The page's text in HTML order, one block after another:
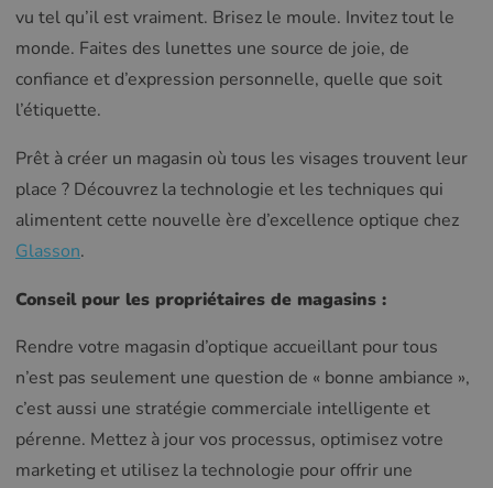
vu tel qu’il est vraiment. Brisez le moule. Invitez tout le
monde. Faites des lunettes une source de joie, de
confiance et d’expression personnelle, quelle que soit
l’étiquette.
Prêt à créer un magasin où tous les visages trouvent leur
place ? Découvrez la technologie et les techniques qui
alimentent cette nouvelle ère d’excellence optique chez
Glasson.
Conseil pour les propriétaires de magasins :
Rendre votre magasin d’optique accueillant pour tous
n’est pas seulement une question de « bonne ambiance »,
c’est aussi une stratégie commerciale intelligente et
pérenne. Mettez à jour vos processus, optimisez votre
marketing et utilisez la technologie pour offrir une